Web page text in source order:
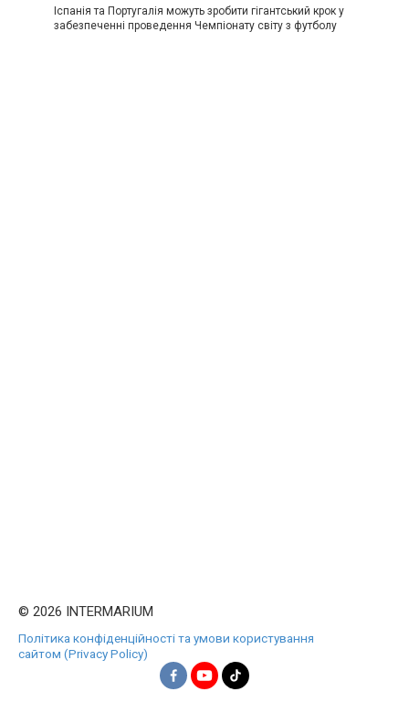
Іспанія та Португалія можуть зробити гігантський крок у
забезпеченні проведення Чемпіонату світу з футболу
© 2026 INTERMARIUM
Політика конфіденційності та умови користування
сайтом (Privacy Policy)